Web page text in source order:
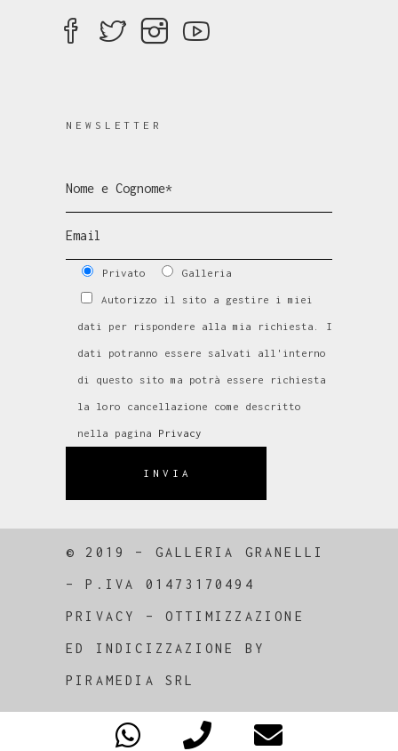
NEWSLETTER
Privato Galleria
Autorizzo il sito a gestire i miei
dati per rispondere alla mia richiesta. I
dati potranno essere salvati all'interno
di questo sito ma potrà essere richiesta
la loro cancellazione come descritto
nella pagina Privacy
INVIA
© 2019 – GALLERIA GRANELLI
–P.IVA 01473170494
PRIVACY –OTTIMIZZAZIONE
ED INDICIZZAZIONE BY
PIRAMEDIA SRL